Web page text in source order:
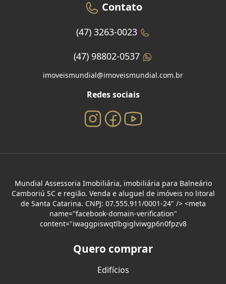
Contato
(47) 3263-0023
(47) 98802-0537
imoveismundial@imoveismundial.com.br
Redes sociais
Mundial Assessoria Imobiliária, imobiliária para Balneário
Camboriú SC e região. Venda e aluguel de imóveis no litoral
de Santa Catarina. CNPJ: 07.555.911/0001-24" /> <meta
name="facebook-domain-verification"
content="iwaggpiswqtlbgiglviwgp6n0fpzv8
Quero comprar
Edifícios